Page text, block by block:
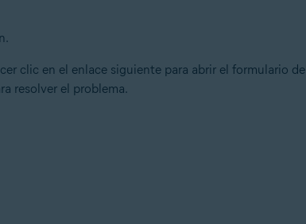
clic en el enlace siguiente para abrir el formulario de
resolver el problema.